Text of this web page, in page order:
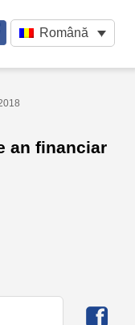
Română
an financiar